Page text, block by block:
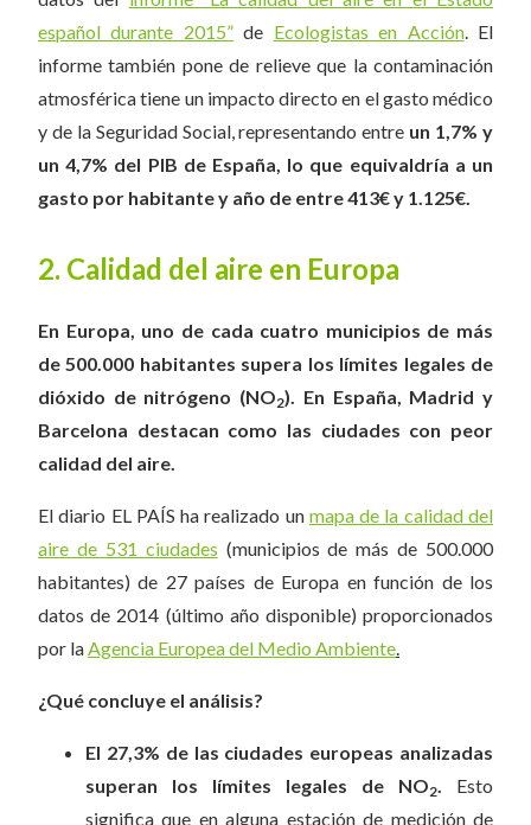
español durante 2015”de Ecologistas en Acción. El
informe también pone de relieve que la contaminación
atmosférica tiene un impacto directo en el gasto médico
y de la Seguridad Social, representando entre un 1,7% y
un 4,7% del PIB de España, lo que equivaldría a un
gasto por habitante y año de entre 413€ y 1.125€.
2. Calidad del aire en Europa
En Europa, uno de cada cuatro municipios de más
de 500.000 habitantes supera los límites legales de
dióxido de nitrógeno (NO2). En España, Madrid y
Barcelona destacan como las ciudades con peor
calidad del aire.
El diario EL PAÍS ha realizado un mapa de la calidad del
aire de 531 ciudades (municipios de más de 500.000
habitantes) de 27 países de Europa en función de los
datos de 2014 (último año disponible) proporcionados
por laAgencia Europea del Medio Ambiente.
¿Qué concluye el análisis?
El 27,3% de las ciudades europeas analizadas
superan los límites legales de NO2. Esto
significa que en alguna estación de medición de